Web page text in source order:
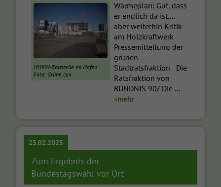
HHKW-Baustelle im Hafen
Foto: Grüne cux
Wärmeplan: Gut, dass
er endlich da ist....
aber weiterhin Kritik
am Holzkraftwerk
Pressemitteilung der
grünen
Stadtratsfraktion Die
Ratsfraktion von
BÜNDNIS 90/ Die ...
»mehr
25.02.2025
Zum Ergebnis der
Bundestagswahl vor Ort